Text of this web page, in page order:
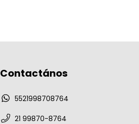
Contactános
5521998708764
21 99870-8764